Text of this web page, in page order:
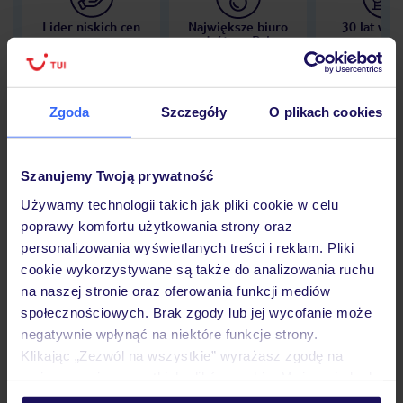
Zgoda Szczegóły O plikach cookies
Szanujemy Twoją prywatność
Używamy technologii takich jak pliki cookie w celu
poprawy komfortu użytkowania strony oraz
personalizowania wyświetlanych treści i reklam. Pliki
cookie wykorzystywane są także do analizowania ruchu
na naszej stronie oraz oferowania funkcji mediów
społecznościowych. Brak zgody lub jej wycofanie może
negatywnie wpłynąć na niektóre funkcje strony.
Klikając „Zezwól na wszystkie” wyrażasz zgodę na
personalizować swój wybór wchodząc w zakładkę
Lider niskich cen
Największe biuro
podróży w Polsce
30 lat w
Opinie
Pokoje
Wyżywienie